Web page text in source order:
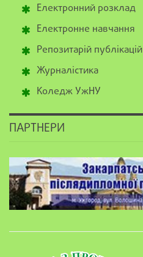
Електронний розклад
Електронне навчання
Репозитарій публікацій
Журналістика
Коледж УжНУ
ПАРТНЕРИ